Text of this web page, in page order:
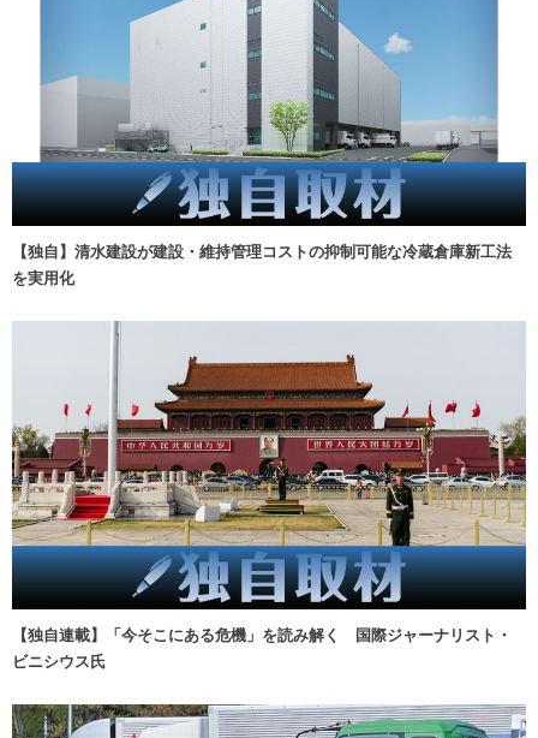
【独自】清水建設が建設・維持管理コストの抑制可能な冷蔵倉庫新工法
を実用化
【独自連載】「今そこにある危機」を読み解く 国際ジャーナリスト・
ビニシウス氏